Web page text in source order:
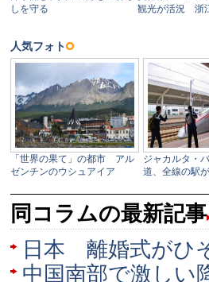
同コラムの最新記事
日本 離婚式がひ
中国南部で激しい